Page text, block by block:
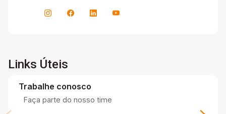
Links Úteis
Trabalhe conosco
Faça parte do nosso time